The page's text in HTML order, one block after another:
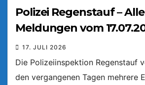
Polizei Regenstauf – Alle
Meldungen vom
17. JULI 2026
Die Polizeiinspektion Regenstauf
den vergangenen Tagen mehrere